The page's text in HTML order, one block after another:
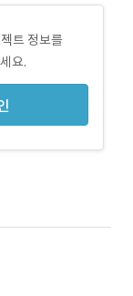
트 정보를
요.